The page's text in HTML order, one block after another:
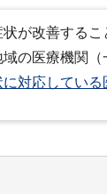
が改善する
の医療機関（
対応している